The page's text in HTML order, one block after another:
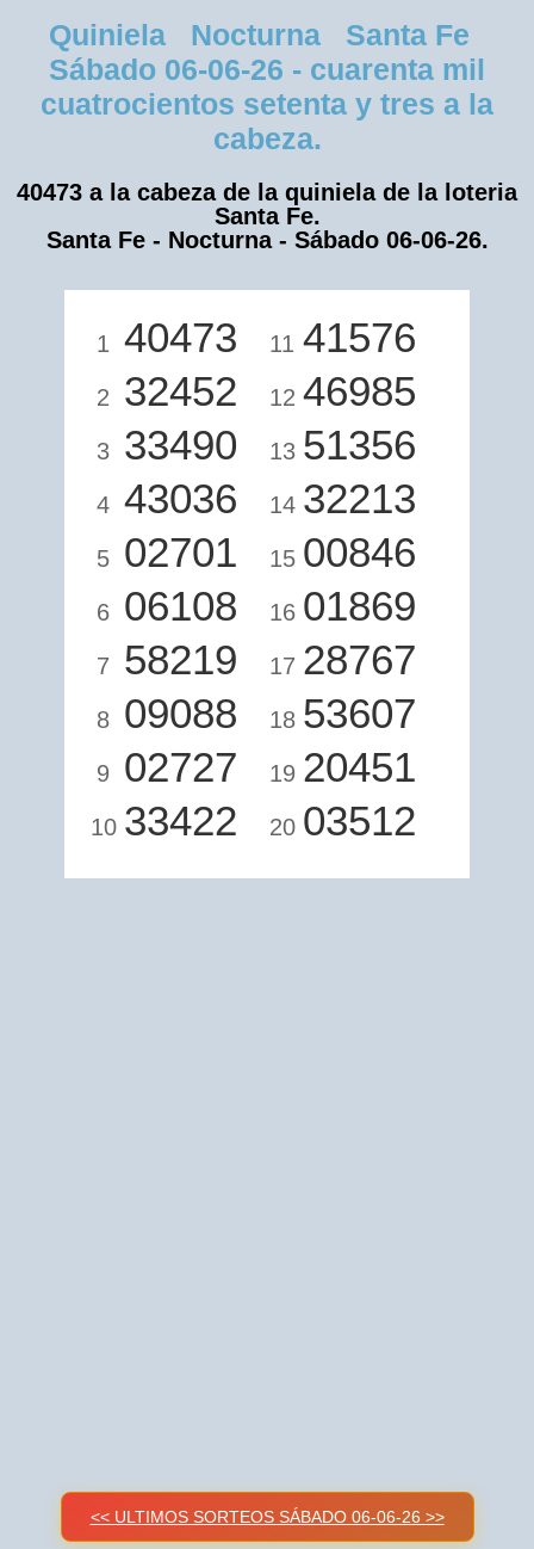
Quiniela Nocturna Santa Fe
Sábado 06-06-26 - cuarenta mil
cuatrocientos setenta y tres a la
cabeza.
40473 a la cabeza de la quiniela de la loteria
Santa Fe.
Santa Fe - Nocturna - Sábado 06-06-26.
1 40473
2 32452
3 33490
4 43036
5 02701
6 06108
7 58219
8 09088
9 02727
10 33422
11 41576
12 46985
13 51356
14 32213
15 00846
16 01869
17 28767
18 53607
19 20451
20 03512
<< ULTIMOS SORTEOS SÁBADO 06-06-26 >>